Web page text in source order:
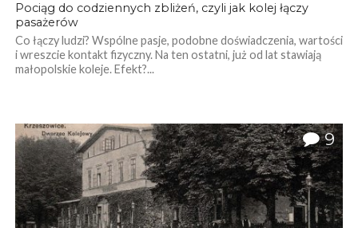
Pociąg do codziennych zbliżeń, czyli jak kolej łączy
pasażerów
Co łączy ludzi? Wspólne pasje, podobne doświadczenia, wartości
i wreszcie kontakt fizyczny. Na ten ostatni, już od lat stawiają
małopolskie koleje. Efekt?...
9